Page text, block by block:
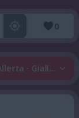
0
· Giallo